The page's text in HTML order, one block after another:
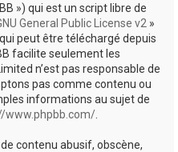
») qui est un script libre de
General Public License v2 »
peut être téléchargé depuis
facilite seulement les
n’est pas responsable de
pas comme contenu ou
informations au sujet de
www.phpbb.com/
contenu abusif, obscène,